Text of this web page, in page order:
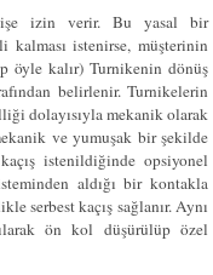
izin verir. Bu yasal bir
istenirse, müşterinin
öyle kalır) Turnikenin dönüş
belirlenir. Turnikelerin
dolayısıyla mekanik olarak
ve yumuşak bir şekilde
istenildiğinde opsiyonel
aldığı bir kontakla
serbest kaçış sağlanır. Aynı
ön kol düşürülüp özel